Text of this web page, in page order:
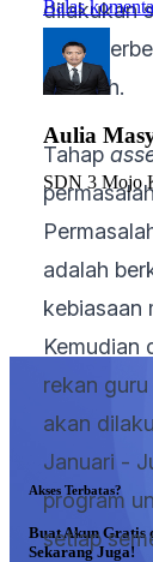
dilakukan
yang
sekolah.
Tahap
adalah
kebiasaan
Kemudian
rekan
akan
Januari -
program
setiap
Balas
Aulia
SDN 3 Mojo
Akses Terbatas?
Buat Akun
Sekarang Juga!